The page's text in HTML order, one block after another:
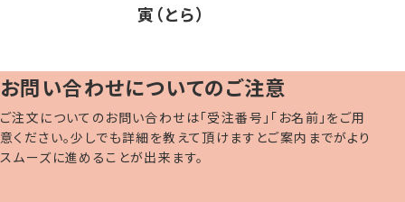
寅（とら）
お問い合わせについてのご注意
ご注文についてのお問い合わせは「受注番号」「お名前」をご用
意ください。少しでも詳細を教えて頂けますとご案内までがより
スムーズに進めることが出来ます。